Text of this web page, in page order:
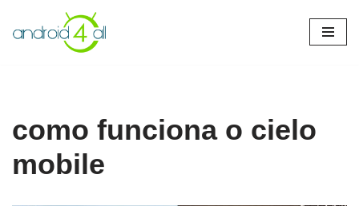
Pular
como funciona o cielo
mobile